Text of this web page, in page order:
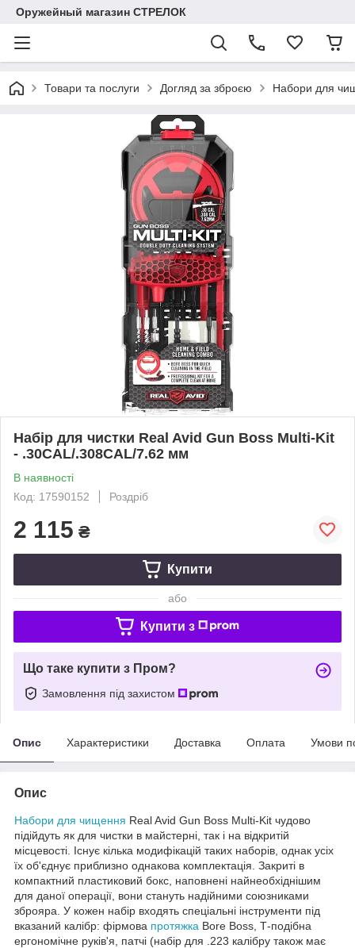
Оружейный магазин СТРЕЛОК
Товари та послуги Догляд за зброєю Набори для
Набір для чистки Real Avid Gun Boss Multi-Kit
- .30CAL/.308CAL/7.62 мм
В наявності
Код: 17590152
Роздріб
2 115 ₴
Купити
або
Купити з
Що таке купити з Пром?
Замовлення під захистом
Опис Характеристики Доставка Оплата Умови
Опис
Набори для чищення Real Avid Gun Boss Multi-Kit чудово
підійдуть як для чистки в майстерні, так і на відкритій
місцевості. Існує кілька модифікацій таких наборів, однак усіх
їх об'єднує приблизно однакова комплектація. Закриті в
компактний пластиковий бокс, наповнені найнеобхіднішим
для даної операції, вони стануть надійними союзниками
зброяра. У кожен набір входять спеціальні інструменти під
вказаний калібр: фірмова протяжка Bore Boss, Т-подібна
ергономічне руків'я, патчі (набір для .223 калібру також має